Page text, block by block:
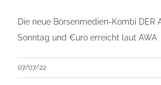
Die neue Börsenmedien-Kombi DER
Sonntag und €uro erreicht laut AWA
07/07/22